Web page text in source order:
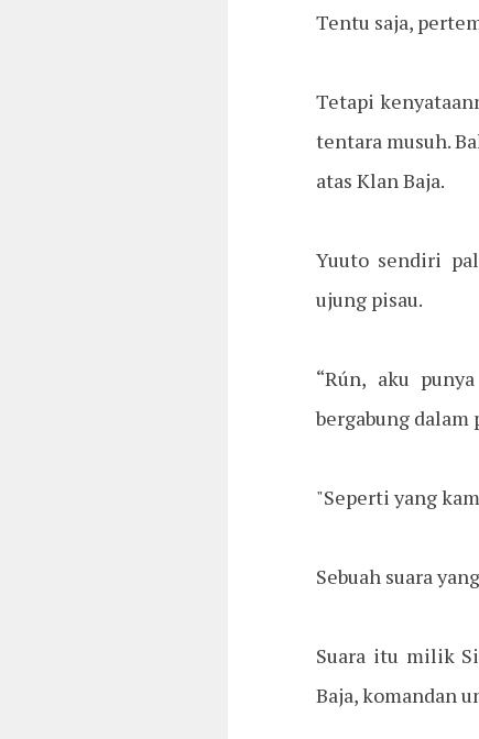
Tentu saja,
Tetapi
tentara musuh.
atas Klan Baja.
Yuuto sendiri
ujung pisau.
“Rún, aku
bergabung dalam
"Seperti yang
Sebuah suara
Suara itu milik
Baja, komandan